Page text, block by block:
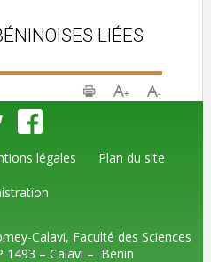
LIÉES
légales Plan du site
Calavi, Faculté des Sciences
1493 – Calavi – Benin